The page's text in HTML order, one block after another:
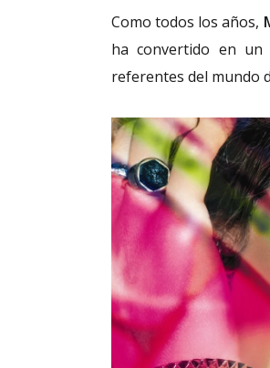
Como todos los años,
ha convertido en un
referentes del mundo